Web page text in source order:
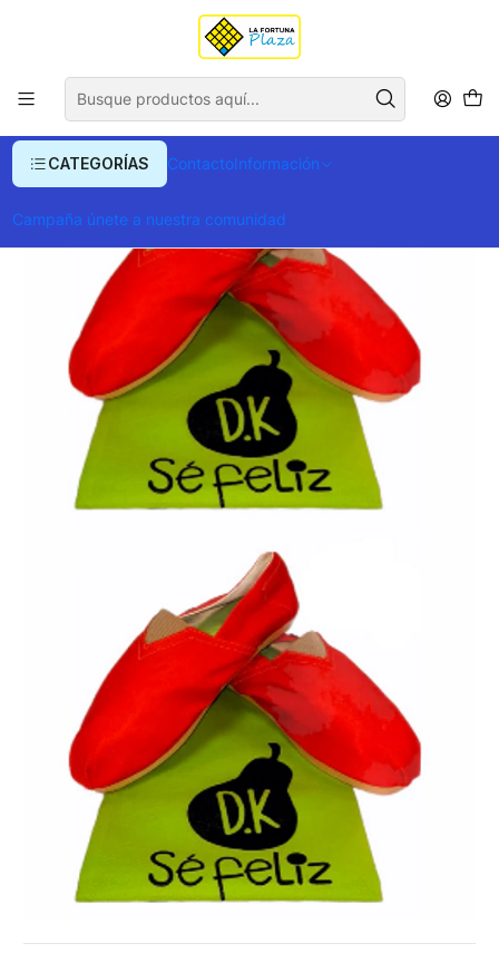
CATEGORÍAS ContactoInformación
Campaña únete a nuestra comunidad
Envío gratis para compras superiores a $ 400.000